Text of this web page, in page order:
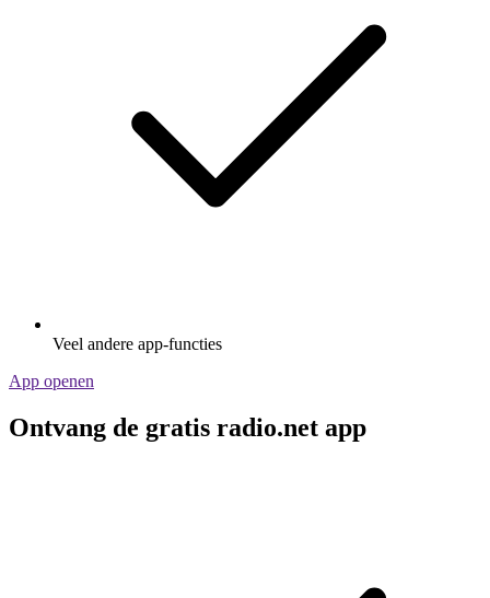
Veel andere app-functies
App openen
Ontvang de gratis radio.net app